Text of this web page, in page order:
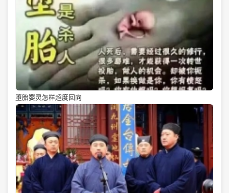
堕胎婴灵怎样超度回向